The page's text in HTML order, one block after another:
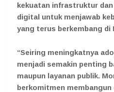
kekuatan infrastruktur
digital untuk menjawab
yang terus berkembang di
“Seiring meningkatnya
menjadi semakin penting
maupun layanan publik.
berkomitmen